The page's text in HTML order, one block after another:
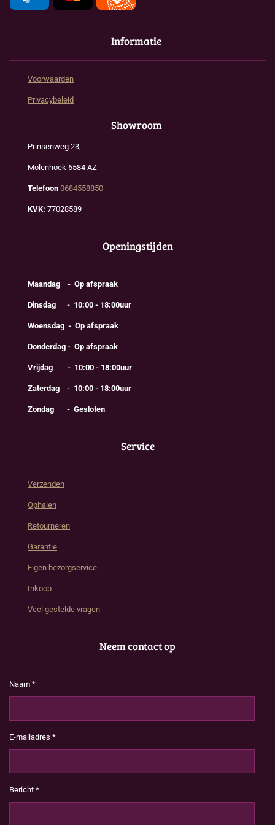
Informatie
Voorwaarden
Privacybeleid
Showroom
Prinsenweg 23,
Molenhoek 6584 AZ
Telefoon 0684558850
KVK: 77028589
Openingstijden
Maandag - Op afspraak
Dinsdag - 10:00 - 18:00uur
Woensdag - Op afspraak
Donderdag - Op afspraak
Vrijdag - 10:00 - 18:00uur
Zaterdag - 10:00 - 18:00uur
Zondag - Gesloten
Service
Verzenden
Ophalen
Retourneren
Garantie
Eigen bezorgservice
Inkoop
Veel gestelde vragen
Neem contact op
Naam *
E-mailadres *
Bericht *